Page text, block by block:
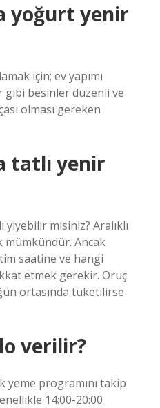
yoğurt yenir
için; ev yapımı
besinler düzenli ve
olması gereken
tatlı yenir
yiyebilir misiniz? Aralıklı
mümkündür. Ancak
saatine ve hangi
etmek gerekir. Oruç
ortasında tüketilirse
verilir?
yeme programını takip
14:00-20:00